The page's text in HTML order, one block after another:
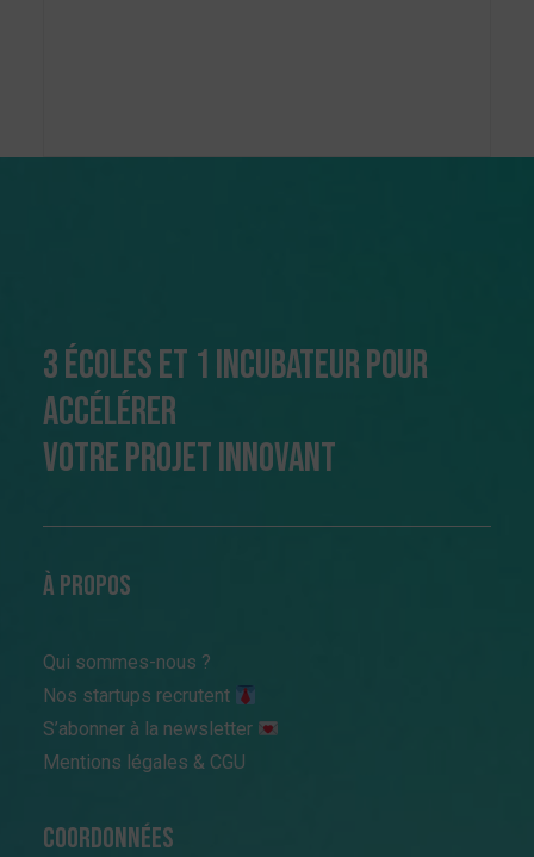
3 écoles et 1 incubateur pour
accélérer
votre projet innovant
à propos
Qui sommes-nous ?
Nos startups recrutent
S’abonner à la newsletter
Mentions légales & CGU
Coordonnées